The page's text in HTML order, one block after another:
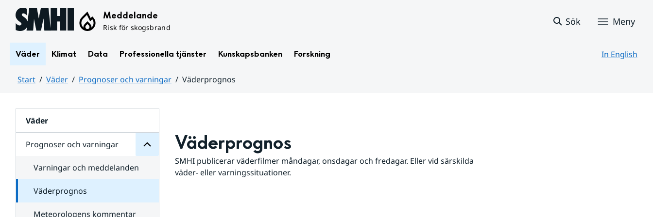
Hoppa till sidans innehåll Meddelande
Risk för skogsbrand
Sök Meny
Väder Klimat Data Professionella tjänster Kunskapsbanken Forskning In English
Start Väder Prognoser och varningar
Väderprognos
Väder
Prognoser och varningar
för
varningar
Varningar och meddelanden
Väderprognos
Meteorologens kommentar
Väderprognos
SMHI publicerar väderfilmer måndagar, onsdagar och fredagar. Eller vid särskilda
väder- eller varningssituationer.